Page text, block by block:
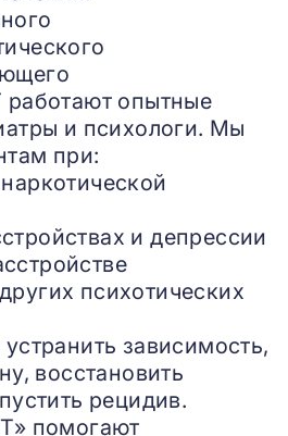
опытные
и психологи. Мы
при:
и депрессии
психотических
зависимость,
восстановить
рецидив.
помогают